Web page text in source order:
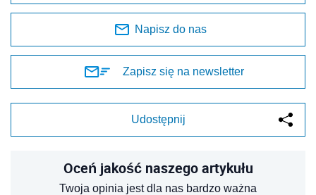
Napisz do nas
Zapisz się na newsletter
Udostępnij
Oceń jakość naszego artykułu
Twoja opinia jest dla nas bardzo ważna